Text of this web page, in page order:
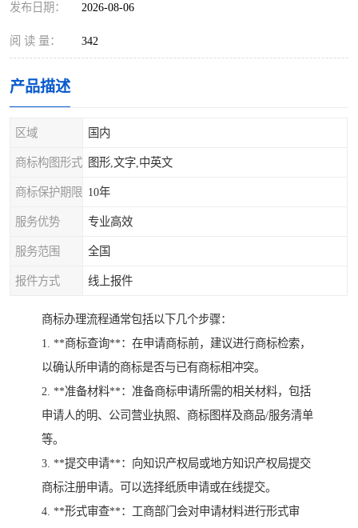
发布日期： 2026-08-06
阅 读 量： 342
产品描述
区域 国内
商标构图形式 图形,文字,中英文
商标保护期限 10年
服务优势 专业高效
服务范围 全国
报件方式 线上报件
商标办理流程通常包括以下几个步骤：
1. **商标查询**：在申请商标前，建议进行商标检索，
以确认所申请的商标是否与已有商标相冲突。
2. **准备材料**：准备商标申请所需的相关材料，包括
申请人的明、公司营业执照、商标图样及商品/服务清单
等。
3. **提交申请**：向知识产权局或地方知识产权局提交
商标注册申请。可以选择纸质申请或在线提交。
4. **形式审查**：工商部门会对申请材料进行形式审